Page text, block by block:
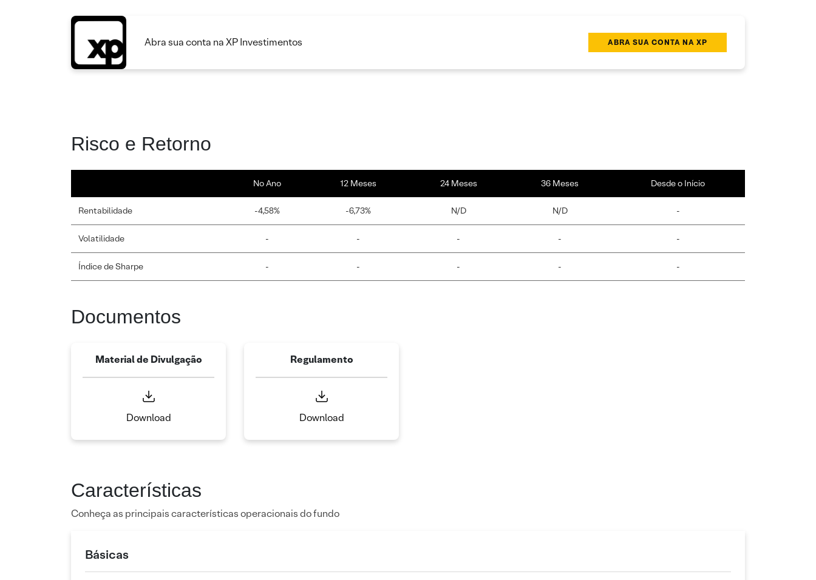
Abra sua conta na XP Investimentos ABRA SUA CONTA NA XP
Risco e Retorno
No Ano 12 Meses 24 Meses 36 Meses Desde o Início
Rentabilidade -4,58% -6,73% N/D N/D -
Volatilidade - - - - -
Índice de Sharpe - - - - -
Documentos
Material de Divulgação
Download
Regulamento
Download
Características
Conheça as principais características operacionais do fundo
Básicas